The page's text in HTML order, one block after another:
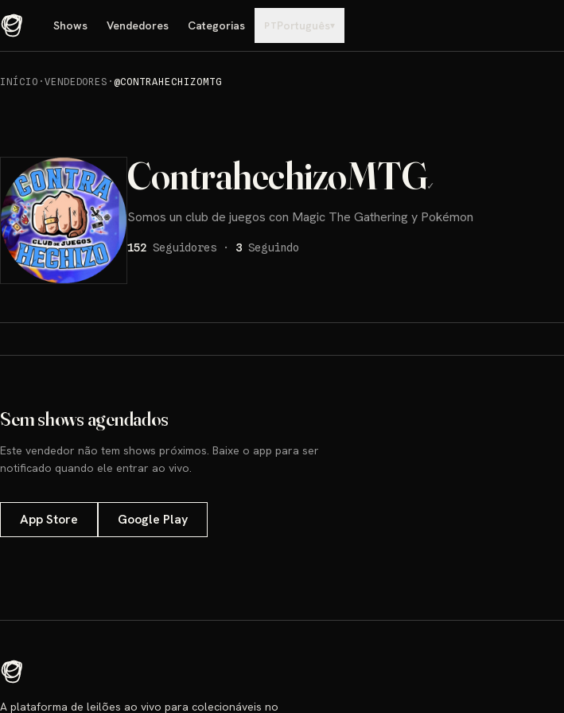
Shows Vendedores Categorias PTPortuguês▾
INÍCIO · VENDEDORES ·@CONTRAHECHIZOMTG
ContrahechizoMTG✓
Somos un club de juegos con Magic The Gathering y Pokémon
152 Seguidores · 3 Seguindo
Sem shows agendados
Este vendedor não tem shows próximos. Baixe o app para ser
notificado quando ele entrar ao vivo.
App Store Google Play
A plataforma de leilões ao vivo para colecionáveis no